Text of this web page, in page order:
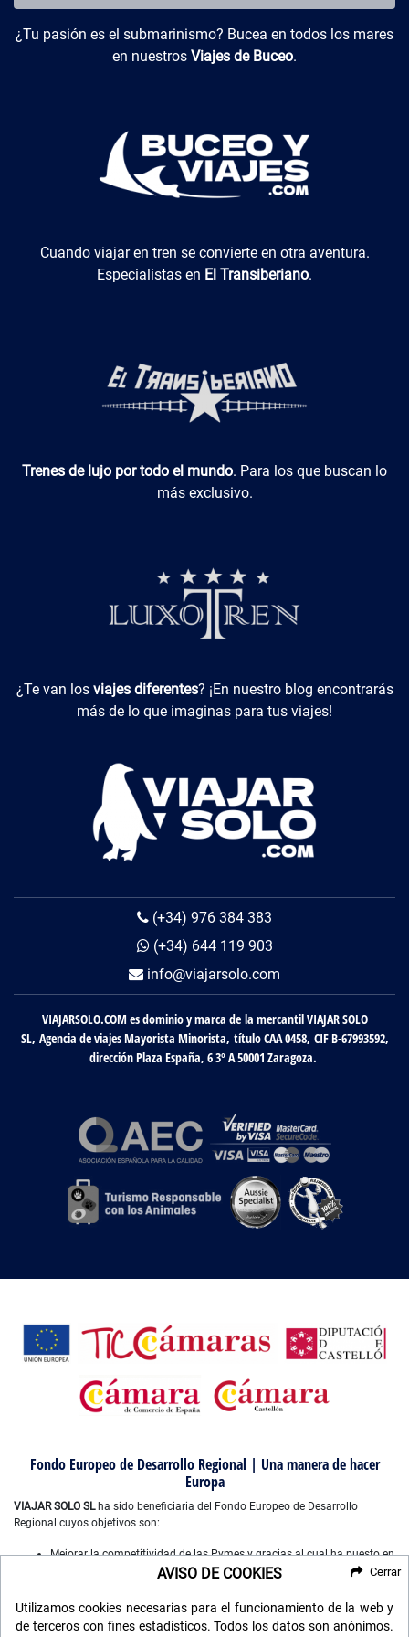
Buceo y Viajes
¿Tu pasión es el submarinismo? Bucea en todos los mares
en nuestros Viajes de Buceo.
El Transiberiano
Cuando viajar en tren se convierte en otra aventura.
Especialistas en El Transiberiano.
Luxotren
Trenes de lujo por todo el mundo. Para los que buscan lo
más exclusivo.
Viajes Diferentes
¿Te van los viajes diferentes? ¡En nuestro blog encontrarás
más de lo que imaginas para tus viajes!
(+34) 976 384 383
(+34) 644 119 903
info@viajarsolo.com
VIAJARSOLO.COM es dominio y marca de la mercantil VIAJAR SOLO
SL, Agencia de viajes Mayorista Minorista, título CAA 0458, CIF B-67993592,
dirección Plaza España, 6 3º A 50001 Zaragoza.
Fondo Europeo de Desarrollo Regional | Una manera de hacer
Europa
VIAJAR SOLO SLha sido beneficiaria del Fondo Europeo de Desarrollo
Regional cuyos objetivos son:
Mejorar la competitividad de las Pymes y gracias al cual ha puesto en
marcha un Plan de Marketing Digital Internacional, con el objetivo de
año 2022-2023. Para ello ha contado con el apoyo del Programa
XPANDE DIGITAL de la Cámara de Comercio de Castellón”.
AVISO DE COOKIES
Utilizamos cookies necesarias para el funcionamiento de la web y
de terceros con fines estadísticos. Todos los datos son anónimos.
Cerrar